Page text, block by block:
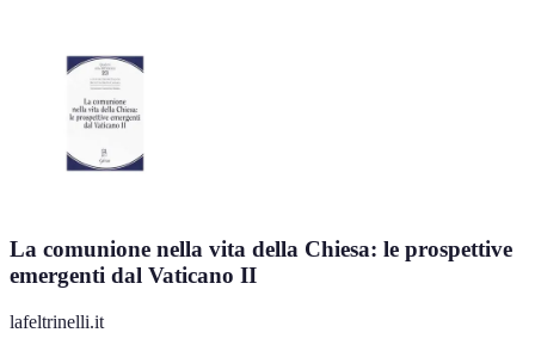
La comunione nella vita della Chiesa: le prospettive
emergenti dal Vaticano II
lafeltrinelli.it